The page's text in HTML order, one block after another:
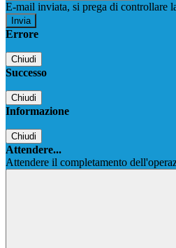
E-mail inviata, si prega di controllare
Errore
Chiudi
Successo
Chiudi
Informazione
Chiudi
Attendere...
Attendere il completamento